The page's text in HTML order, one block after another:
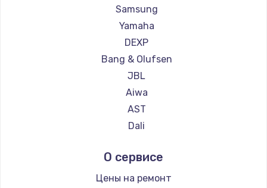
Замена температурного датчика
2500 руб.
Заказать
Замена электроконфорки
1300 руб.
Заказать
Техобслуживание
900 руб.
Samsung
Yamaha
DEXP
Bang & Olufsen
JBL
Aiwa
AST
Dali
О сервисе
Цены на ремонт